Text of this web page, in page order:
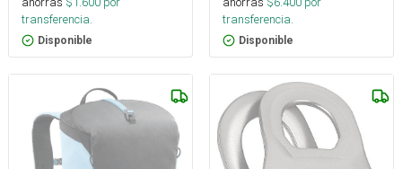
transferencia.
Disponible
transferencia.
Disponible